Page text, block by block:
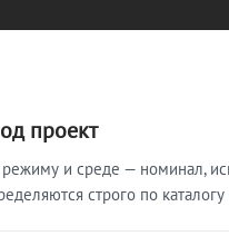
проект
режиму и среде — номинал,
строго по